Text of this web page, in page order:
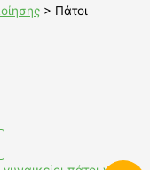
> Πάτοι